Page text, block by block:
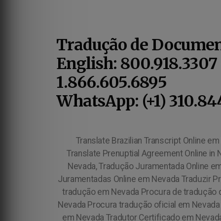
Tradução de
English:
1.866.605.6895
WhatsApp: (+1)
Translate Brazilian Transcript Online em Nevada Traduzir Imposto de Renda Online em Nevada Traduzir Acordo Pré-nupcial online em Nevada Translate Prenuptial Agreement Online in Nevada, Traduzir Imposto de Renda Brasileiro Online em Nevada Translate Brazilian Income Tax Online in Nevada, Tradução Juramentada Online em Nevada Online em Nevada Traduções Juramentadas Online em Nevada Online em Nevada Traduções Juramentadas Online em Nevada Traduzir Procuração Online em Nevada Tradução em Nevada Procura serviços de tradução em Nevada , Procura de tradução em Nevada Procura de tradução de documentos em Nevada Procura tradução juramentada em Nevada Procura tradução certificada em Nevada Procura tradução oficial em Nevada Tradutor em Nevada Lista de Tradutor em Nevada Lista de Tradutores em Nevada Tradutor Juramentado em Nevada Tradutor Certificado em Nevada Tradutor Oficial em Nevada Tradutor Credenciado em Nevada Tradutor Autorizado em Nevada Traduzir Documentos em Nevada Agência de Tradução em Nevada Tradutor Brasileiro em Nevada Brazilian Portuguese Translator in Nevada, Portuguese Translator in Nevada, Portuguese Translation in Nevada, Certified Portuguese Translator in Nevada, Portuguese Translation Services in Nevada, Brazilian Interpreter in Nevada, Portuguese Interpreter in Nevada, Intérprete em Nevada Serviço de Tradução em Nevada Serviço Profissional de Tradução em Nevada Como Traduzir Documentos em Nevada Quem Traduz Documentos em Nevada Tradução Certificada (Certified Translation in Nevada, Tradução Juramentada (Certified Translation in Nevada, Tradução Oficial (Certified Translation in Nevada, Tradução Credenciada (Certified Translation in Nevada, Tradução Aprovada (Certified Translation in Nevada, Tradução Aceita (Certified Translation in Nevada, Tradução Reconhecida (Certified Translation in Nevada, Tradução Juramentada e Certificada em Nevada Tradução Certificada e Juramentada em Nevada Tradução Oficial e Juramentada em Nevada Tradução Juramentada e Oficial em Nevada Procura Tradutor em Nevada Tradução de Documentos em Nevada Tradutor de Documentos em Nevada Tradutor Portugues Ingles em Nevada Portuguese to English Translator in Nevada, Portuguese English Translation Services in Nevada, Portuguese Translation Services to English in Nevada, Serviços de Tradução em Nevada Brazilian Translation Agency in Nevada - Official Portuguese to English Certified Translation in Nevada - Certified Portuguese to English Translation in Nevada, Notarized Portuguese to English Certified Translation in Nevada, Nevada Tradução de Documentos, Tradutor de Documentos em Nevada Tradução para USCIS em Nevada comunidade